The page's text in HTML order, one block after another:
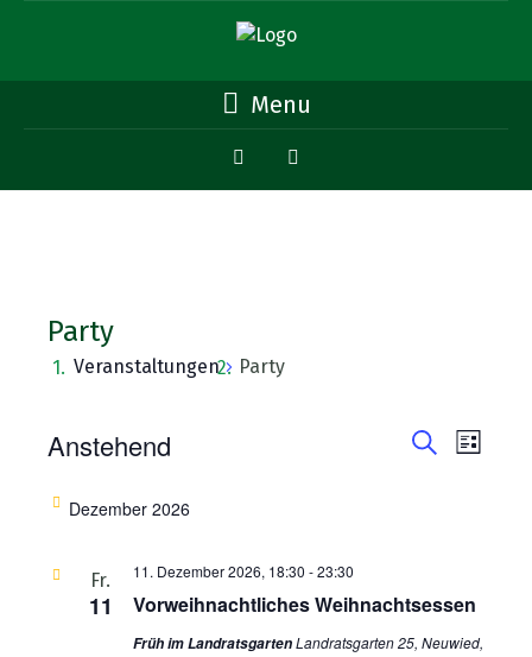
Menu
Party
Veranstaltungen Party
Veranstaltungen Liste
Anstehend
wählen.
Dezember 2026
Fr.
11 Vorweihnachtliches Weihnachtsessen
11. Dezember 2026, 18:30 -23:30
Früh im LandratsgartenLandratsgarten 25, Neuwied,